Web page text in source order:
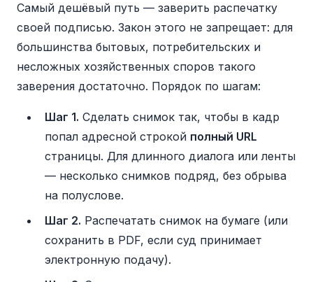
Самый дешёвый путь — заверить распечатку
своей подписью. Закон этого не запрещает: для
большинства бытовых, потребительских и
несложных хозяйственных споров такого
заверения достаточно. Порядок по шагам:
Шаг 1. Сделать снимок так, чтобы в кадр
попал адресной строкой полный URL
страницы. Для длинного диалога или ленты
— несколько снимков подряд, без обрыва
на полуслове.
Шаг 2. Распечатать снимок на бумаге (или
сохранить в PDF, если суд принимает
электронную подачу).